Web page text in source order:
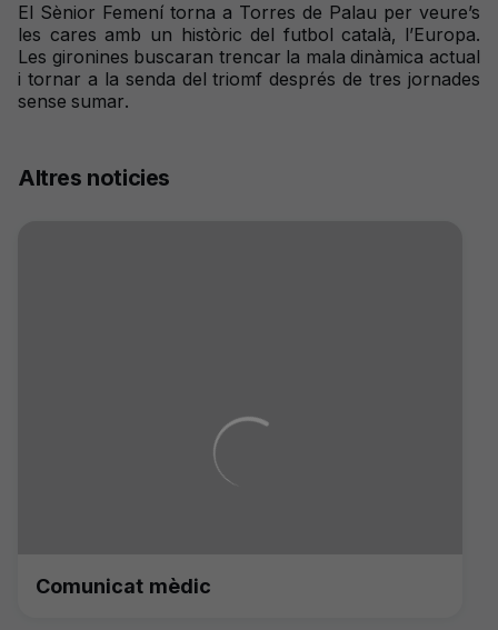
El Sènior Femení torna a Torres de Palau per veure’s
les cares amb un històric del futbol català, l’Europa.
Les gironines buscaran trencar la mala dinàmica actual
i tornar a la senda del triomf després de tres jornades
sense sumar.
Altres noticies
Comunicat mèdic